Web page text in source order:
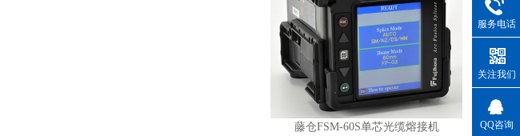
藤仓FSM-60S单芯光缆熔接机
服务电话
关注我们
QQ咨询